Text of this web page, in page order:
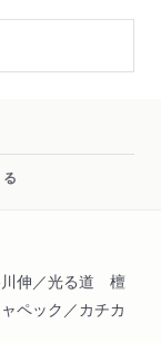
伸／光る道 檀
ペック／カチカ